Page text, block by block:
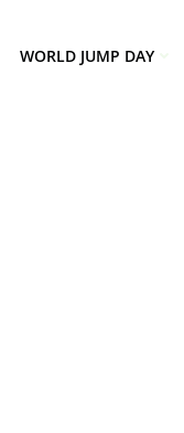
WORLD JUMP DAY